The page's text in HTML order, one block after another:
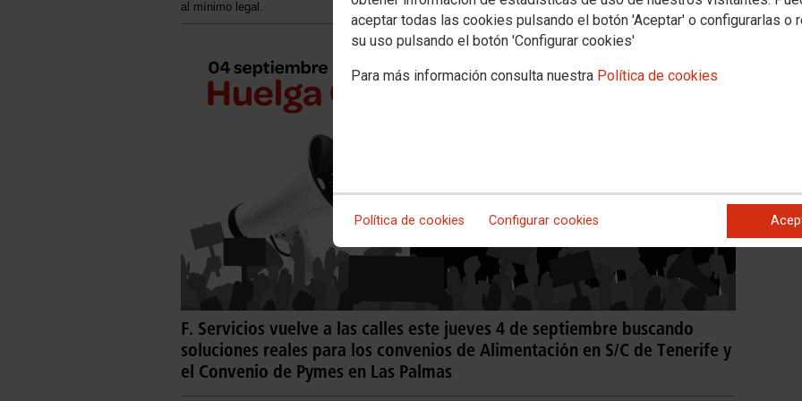
aceptar todas las cookies pulsando el botón 'Aceptar' o configurarlas o
su uso pulsando el botón 'Configurar cookies'
Para más información consulta nuestra Política de cookies
Política de cookies Configurar cookies
al mínimo legal.
F. Servicios vuelve a las calles este jueves 4 de septiembre buscando
soluciones reales para los convenios de Alimentación en S/C de Tenerife y
el Convenio de Pymes en Las Palmas